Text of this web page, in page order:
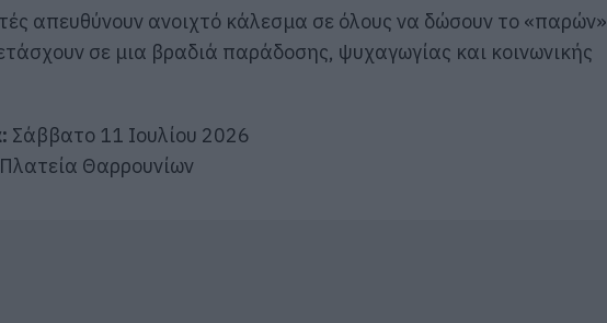
απευθύνουν ανοιχτό κάλεσμα σε όλους να δώσουν το «παρών»
σε μια βραδιά παράδοσης, ψυχαγωγίας και κοινωνικής
Σάββατο 11 Ιουλίου 2026
Πλατεία Θαρρουνίων